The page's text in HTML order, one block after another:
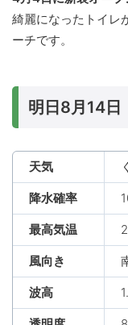
綺麗になったトイレ
ーチです。
明日8月14日
天気
降水確率
最高気温
風向き
波高